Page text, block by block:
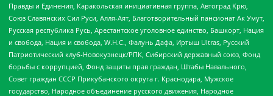
Правды и Единения, Каракольская инициативная группа, Автоград Крю,
Союз Славянских Сил Руси, Алля-Аят, Благотворительный пансионат Ак Умут,
Русская республика Русь, Арестантское уголовное единство, Башкорт, Нация
и свобода, Нация и свобода, W.H.С., Фалунь Дафа, Иртыш Ultras, Русский
Патриотический клуб-Новокузнецк/РПК, Сибирский державный союз, Фонд
борьбы с коррупцией, Фонд защиты прав граждан, Штабы Навального,
Совет граждан СССР Прикубанского округа г. Краснодара, Мужское
государство, Народное объединение русского движения, Народное